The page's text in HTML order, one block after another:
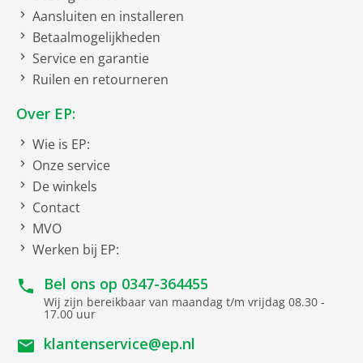
- Tijd‑snel opname (timelapse) en slowmotion
- Videotelefonie ondersteund
Connectiviteit & Data
- Wi‑Fi 7
- Bluetooth 6.0
- NFC (contactloze interactie)
- HSDPA+, DC‑HSDPA, HSUPA+
- USB Type‑C aansluiting
Navigatie
- Ondersteunt: GPS, Beidou, GLONASS, Galileo, QZSS,
NavIC
Bediening & Veiligheid
- Touchscreen
- Gezichtsherkenning (Face ID) voor toegang
- Compatibel met hoortoestellen
- Noodoproep‑functie
Multimedia & Comfort
Touch Screen display
Ontgrendeling via
gezichtsherkenning
Megapixels
Camera achterzijde
Geo-Tagging
Flitser
Camera voorzijde
Megapixel
18
Tweede hoofdcamera
Megapixel
48
Aansluiten en installeren
Betaalmogelijkheden
Service en garantie
Ruilen en retourneren
Over EP:
Wie is EP:
Onze service
De winkels
Contact
MVO
Werken bij EP:
Bel ons op 0347-364455
Wij zijn bereikbaar van maandag t/m vrijdag 08.30 -
17.00 uur
klantenservice@ep.nl